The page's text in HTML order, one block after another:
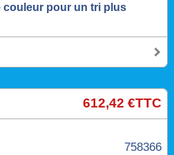
couleur pour un tri plus
612,42 €TTC
758366